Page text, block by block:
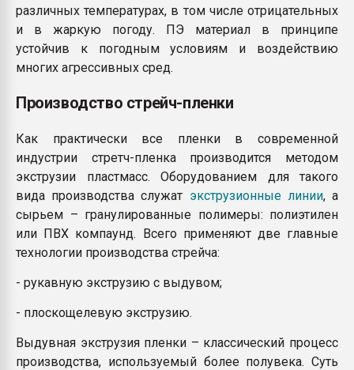
различных температурах, в том числе отрицательных
и в жаркую погоду. ПЭ материал в принципе
устойчив к погодным условиям и воздействию
многих агрессивных сред.
Производство стрейч-пленки
Как практически все пленки в современной
индустрии стретч-пленка производится методом
экструзии пластмасс. Оборудованием для такого
вида производства служат экструзионные линии, а
сырьем – гранулированные полимеры: полиэтилен
или ПВХ компаунд. Всего применяют две главные
технологии производства стрейча:
- рукавную экструзию с выдувом;
- плоскощелевую экструзию.
Выдувная экструзия пленки – классический процесс
производства, используемый более полувека. Суть